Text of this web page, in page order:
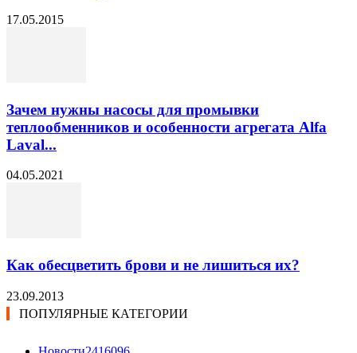
17.05.2015
Зачем нужны насосы для промывки
теплообменников и особенности агрегата Alfa
Laval...
04.05.2021
Как обесцветить брови и не лишиться их?
23.09.2013
ПОПУЛЯРНЫЕ КАТЕГОРИИ